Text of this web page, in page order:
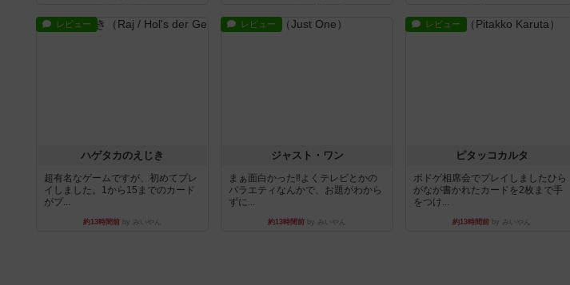
レビュー
ハゲタカのえじき
超有名なゲームですが、初めてプレ
イしました。1から15までのカード
がプ...
約13時間前 by みいやん
レビュー
ジャスト・ワン
まぁ面白かった‼️よくテレビとかの
バラエティなんかで、お題がわから
ずに...
約13時間前 by みいやん
レビュー
ピタッコカルタ
ボドゲ相席会でプレイしましたひら
がなが書かれたカードを2枚まで手
をつけ...
約13時間前 by みいやん